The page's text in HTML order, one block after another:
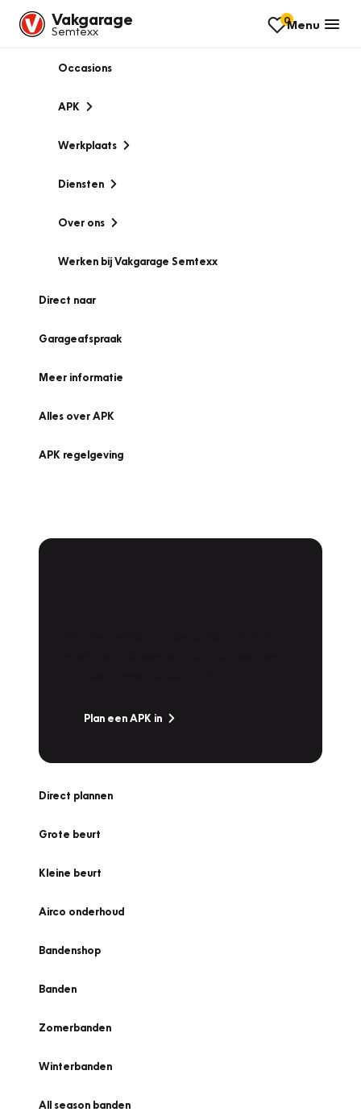
Vakgarage
Semtexx
0Menu
Occasions
APK
Werkplaats
Diensten
Over ons
Werken bij Vakgarage Semtexx
Direct naar
Garageafspraak
Meer informatie
Alles over APK
APK regelgeving
Plan een APK in
Direct plannen
Grote beurt
Kleine beurt
Airco onderhoud
Bandenshop
Banden
Zomerbanden
Winterbanden
All season banden